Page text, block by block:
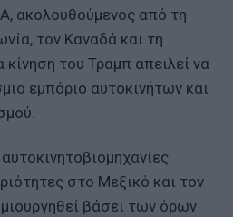
ακολουθούμενος από τη
τον Καναδά και τη
κίνηση του Τραμπ απειλεί να
εμπόριο αυτοκινήτων και
στο Μεξικό και τον
βάσει των όρων